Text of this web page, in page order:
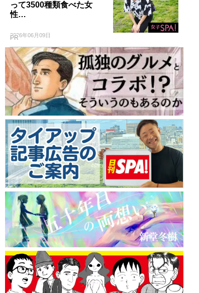
って3500種類食べた女
性…
2026年06月09日
PR